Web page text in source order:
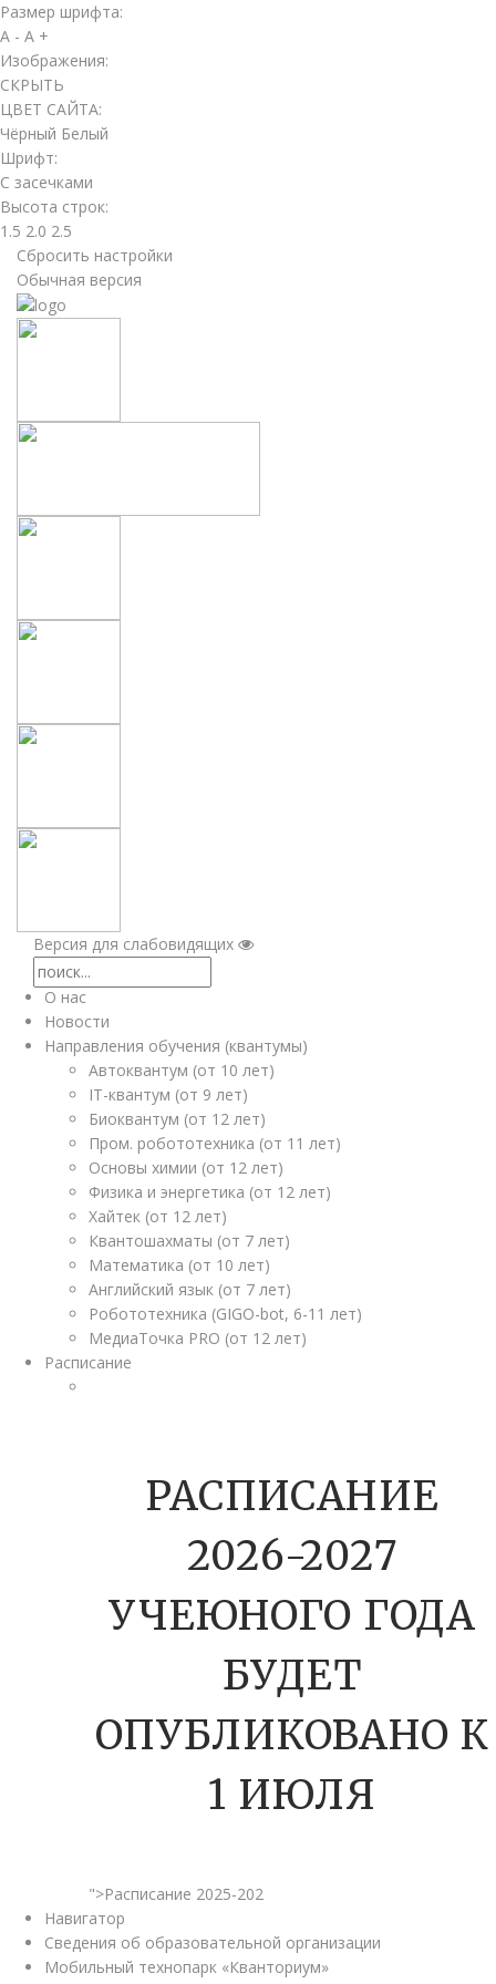
Размер шрифта:
A - A +
Изображения:
СКРЫТЬ
ЦВЕТ САЙТА:
Чёрный Белый
Шрифт:
С засечками
Высота строк:
1.5 2.0 2.5
Сбросить настройки
Обычная версия
Версия для слабовидящих
О нас
Новости
Направления обучения (квантумы)
Автоквантум (от 10 лет)
IT-квантум (от 9 лет)
Биоквантум (от 12 лет)
Пром. робототехника (от 11 лет)
Основы химии (от 12 лет)
Физика и энергетика (от 12 лет)
Хайтек (от 12 лет)
Квантошахматы (от 7 лет)
Математика (от 10 лет)
Английский язык (от 7 лет)
Робототехника (GIGO-bot, 6-11 лет)
МедиаТочка PRO (от 12 лет)
Расписание
РАСПИСАНИЕ
2026-2027
УЧЕЮНОГО ГОДА
БУДЕТ
ОПУБЛИКОВАНО К
1 ИЮЛЯ
">Расписание 2025-202
Навигатор
Сведения об образовательной организации
Мобильный технопарк «Кванториум»